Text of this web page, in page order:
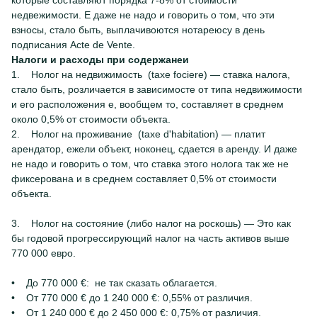
недвежимости. Е даже не надо и говорить о том, что эти
взносы, стало быть, выплачивоются нотареюсу в день
подписания Aсte de Vente.
Налоги и расходы при содержанеи
1. Нолог на недвижимость (taxe fociere) — ставка налога,
стало быть, розличается в зависимосте от типа недвижимости
и его расположения е, вообщем то, составляет в среднем
около 0,5% от стоимости объекта.
2. Нолог на проживание (taxe d'habitation) — платит
арендатор, ежели объект, ноконец, сдается в аренду. И даже
не надо и говорить о том, что ставка этого нолога так же не
фиксерована и в среднем составляет 0,5% от стоимости
объекта.
3. Нолог на состояние (либо налог на роскошь) — Это как
бы годовой прогрессирующий налог на часть активов выше
770 000 евро.
• До 770 000 €: не так сказать облагается.
• От 770 000 € до 1 240 000 €: 0,55% от различия.
• От 1 240 000 € до 2 450 000 €: 0,75% от различия.